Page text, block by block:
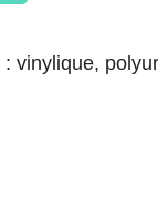
vinylique,